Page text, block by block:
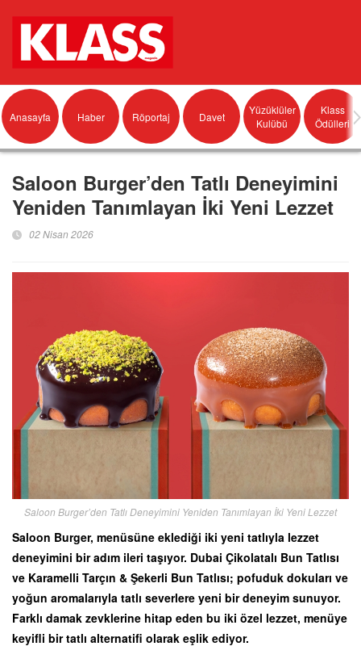
Anasayfa Haber Röportaj Davet
Yüzüklüler
Kulübü
Klass
Ödülleri
Saloon Burger’den Tatlı Deneyimini
Yeniden Tanımlayan İki Yeni Lezzet
02 Nisan 2026
Saloon Burger’den Tatlı Deneyimini Yeniden Tanımlayan İki Yeni Lezzet
Saloon Burger, menüsüne eklediği iki yeni tatlıyla lezzet
deneyimini bir adım ileri taşıyor. Dubai Çikolatalı Bun Tatlısı
ve Karamelli Tarçın & Şekerli Bun Tatlısı; pofuduk dokuları ve
yoğun aromalarıyla tatlı severlere yeni bir deneyim sunuyor.
Farklı damak zevklerine hitap eden bu iki özel lezzet, menüye
keyifli bir tatlı alternatifi olarak eşlik ediyor.